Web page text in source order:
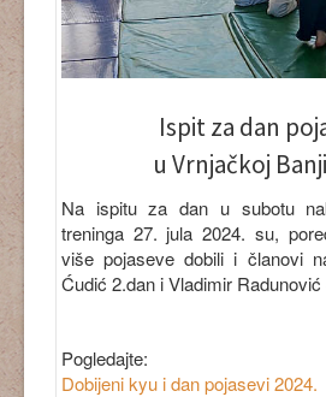
Ispit za dan
u Vrnjačkoj
Na ispitu za dan u subotu
treninga 27. jula 2024. su,
više pojaseve dobili i članovi
Ćudić 2.dan i Vladimir Radunović
Pogledajte:
Dobijeni kyu i dan pojasevi 2024.